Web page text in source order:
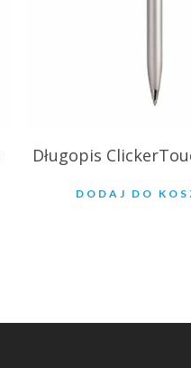
Długopis
DODAJ DO